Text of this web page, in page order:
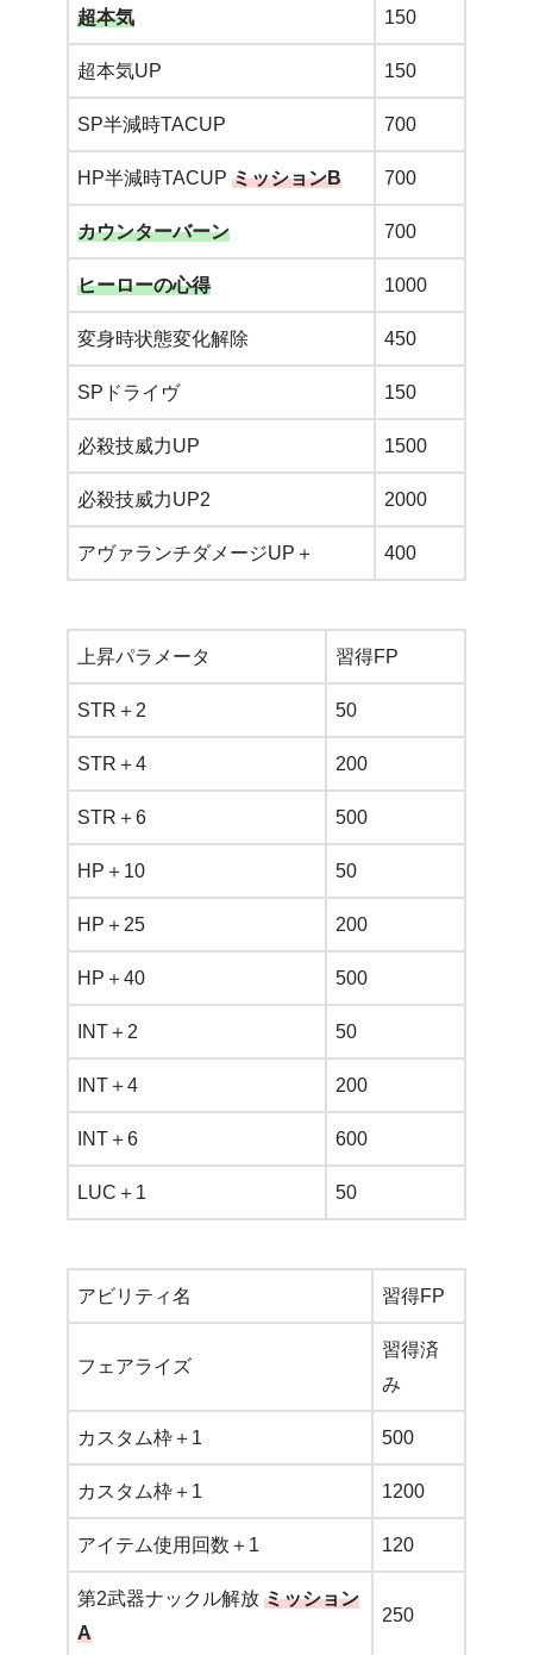
超本気 150
超本気UP 150
SP半減時TACUP 700
HP半減時TACUP ミッションB 700
カウンターバーン 700
ヒーローの心得 1000
変身時状態変化解除 450
SPドライヴ 150
必殺技威力UP 1500
必殺技威力UP2 2000
アヴァランチダメージUP＋ 400
上昇パラメータ 習得FP
STR＋2 50
STR＋4 200
STR＋6 500
HP＋10 50
HP＋25 200
HP＋40 500
INT＋2 50
INT＋4 200
INT＋6 600
LUC＋1 50
アビリティ名 習得FP
フェアライズ
習得済
み
カスタム枠＋1 500
カスタム枠＋1 1200
アイテム使用回数＋1 120
第2武器ナックル解放 ミッション
A
250